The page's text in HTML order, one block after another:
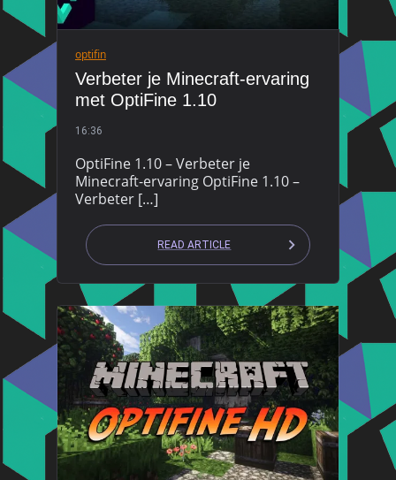
optifin
Verbeter je Minecraft-ervaring
met OptiFine 1.10
16:36
OptiFine 1.10 – Verbeter je
Minecraft-ervaring OptiFine 1.10 –
Verbeter […]
READ ARTICLE